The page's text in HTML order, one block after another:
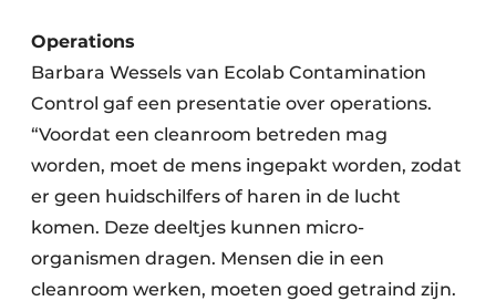
Operations
Barbara Wessels van Ecolab Contamination
Control gaf een presentatie over operations.
“Voordat een cleanroom betreden mag
worden, moet de mens ingepakt worden, zodat
er geen huidschilfers of haren in de lucht
komen. Deze deeltjes kunnen micro-
organismen dragen. Mensen die in een
cleanroom werken, moeten goed getraind zijn.